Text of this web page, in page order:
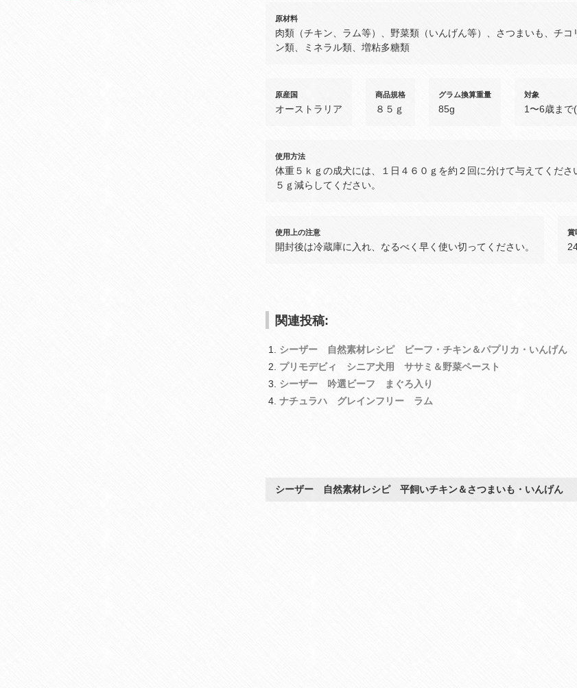
原材料
肉類（チキン、ラム等）、野菜類（いんげん等）、さつまいも、チ
ン類、ミネラル類、増粘多糖類
原産国
オーストラリア
商品規格
８５ｇ
グラム換算重量
85g
対象
1〜6歳まで
使用方法
体重５ｋｇの成犬には、１日４６０ｇを約２回に分けて与えてくだ
５ｇ減らしてください。
使用上の注意
開封後は冷蔵庫に入れ、なるべく早く使い切ってください。
賞
関連投稿:
シーザー 自然素材レシピ ビーフ・チキン＆パプリカ・いんげん
プリモデビィ シニア犬用 ササミ＆野菜ペースト
シーザー 吟選ビーフ まぐろ入り
ナチュラハ グレインフリー ラム
シーザー 自然素材レシピ 平飼いチキン＆さつまいも・いんげん